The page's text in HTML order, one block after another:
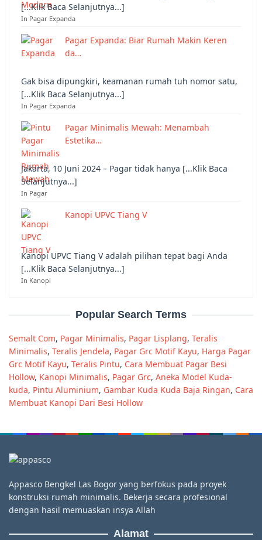
[...Klik Baca Selanjutnya...]
In Pagar Expanda
Pagar Expanda: Biar Rumah Makin Keren
da…
Gak bisa dipungkiri, keamanan rumah tuh nomor satu,
[...Klik Baca Selanjutnya...]
In Pagar Expanda
Pagar Minimalis Mewah: Menambah
Estetika…
Jakarta, 10 Juni 2024 – Pagar tidak hanya [...Klik Baca
Selanjutnya...]
In Pagar
Kanopi UPVC Tiang V
Kanopi UPVC Tiang V adalah pilihan tepat bagi Anda
[...Klik Baca Selanjutnya...]
In Kanopi
Popular Search Terms
Semalt Com, Pagar Minimalis, Pagar Lisplang, Teralis
Minimalis, Teralis Jendela, Pagar Grc Motif Kayu, Harga Pagar
Grc Motif Kayu, Teralis Pintu, Cara Membuat Pagar Besi
Hollow, Kanopi Minimalis, Pagar Grc, Aneka Model Kuda-
kuda, Pintu Aluminium, Gambar Kuda Kuda Baja Ringan, Cara
Membuat Kanopi Dari Besi Hollow
Appasco Bengkel Las Bogor yang berfokus pada proyek
konstruksi rumah minimalis. Bekerja secara profesional
dengan hasil memuaskan insya Allah
Alamat